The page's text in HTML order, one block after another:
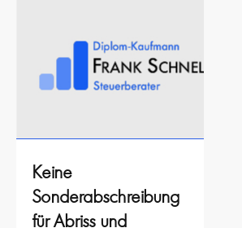
Keine
Sonderabschreibung
für Abriss und